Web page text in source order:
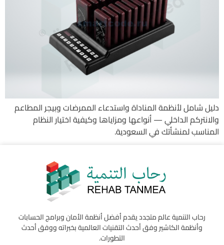
دليل شامل لأنظمة المناداة واستدعاء الممرضات وبيجر المطاعم
والانتركم الداخلي — أنواعها ومزاياها وكيفية اختيار النظام
المناسب لمنشأتك في السعودية.
رحاب التنمية عالم متجدد يقدم أفضل أنظمة الأمان وبرامج الحسابات
وأنظمة الكاشير وفق أحدث التقنيات العالمية بخبراته ووفق أحدث
التطورات.